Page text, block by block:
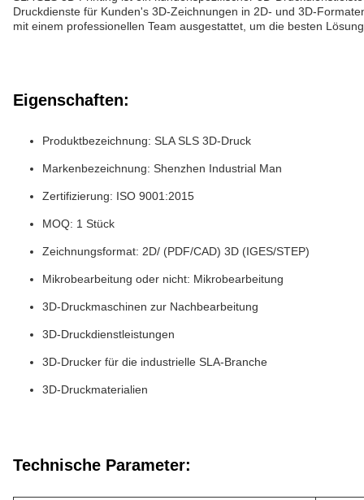
Druckdienste für Kunden's 3D-Zeichnungen in 2D- und 3D-
mit einem professionellen Team ausgestattet, um die besten
Eigenschaften:
Produktbezeichnung: SLA SLS 3D-Druck
Markenbezeichnung: Shenzhen Industrial Man
Zertifizierung: ISO 9001:2015
MOQ: 1 Stück
Zeichnungsformat: 2D/ (PDF/CAD) 3D (IGES/STEP)
Mikrobearbeitung oder nicht: Mikrobearbeitung
3D-Druckmaschinen zur Nachbearbeitung
3D-Druckdienstleistungen
3D-Drucker für die industrielle SLA-Branche
3D-Druckmaterialien
Technische Parameter: